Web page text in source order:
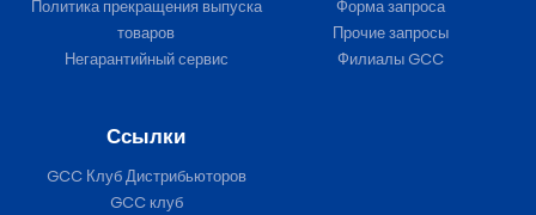
Политика прекращения выпуска
товаров
Негарантийный сервис
Форма запроса
Прочие запросы
Филиалы GCC
Ссылки
GCC Клуб Дистрибьюторов
GCC клуб